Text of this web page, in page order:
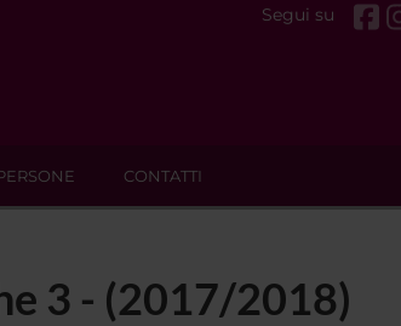
Segui su
CONTATTI
3 - (2017/2018)